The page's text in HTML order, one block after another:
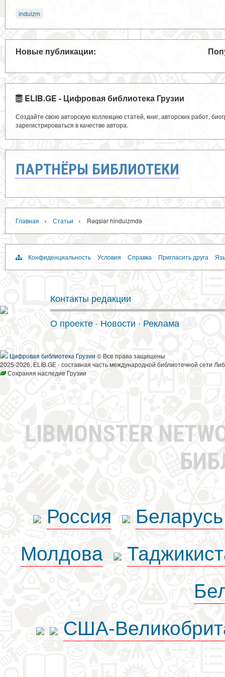
induizm
Новые публикации:
ELIB.GE - Цифровая библиотека Грузии
Создайте свою авторскую коллекцию статей, книг, авторских работ,
зарегистрироваться в качестве автора.
ПАРТНЁРЫ БИБЛИОТЕКИ
Главная › Статьи › Rəqslər hinduizmdə
Конфиденциальность Условия Справка Пригласить друга
Контакты редакции
О проекте · Новости · Реклама
Цифровая библиотека Грузии © Все права защищены
2025-2026, ELIB.GE - составная часть международной библиотечной сети
Сохраняя наследие Грузии
LIBMONSTER
Россия
Беларусь
Молдова
США-